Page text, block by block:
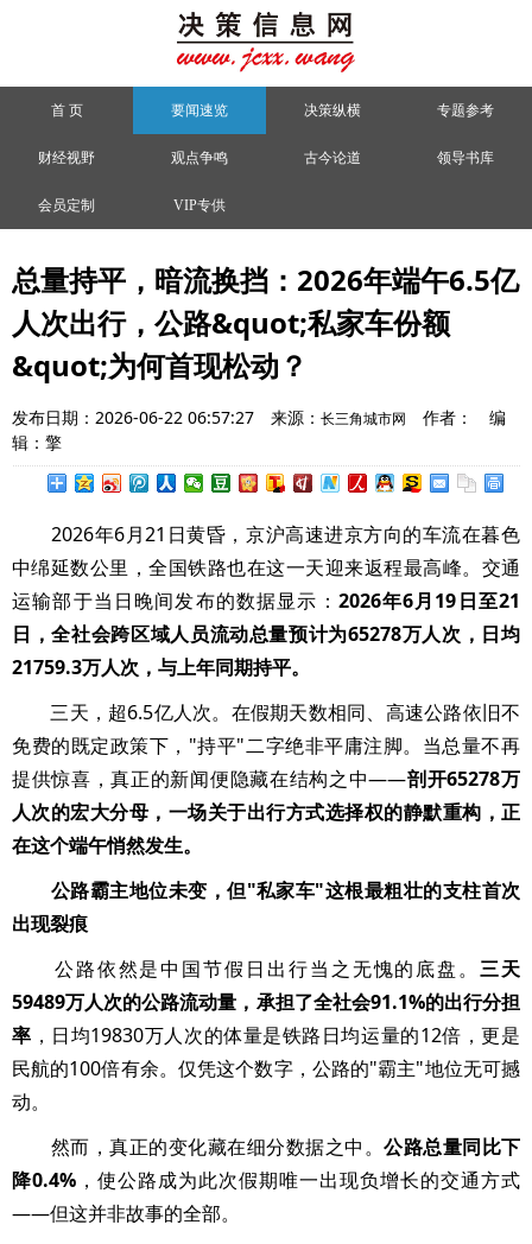
首 页 要闻速览 决策纵横 专题参考
财经视野 观点争鸣 古今论道 领导书库
会员定制 VIP专供
总量持平，暗流换挡：2026年端午6.5亿
人次出行，公路&quot;私家车份额
&quot;为何首现松动？
发布日期：2026-06-22 06:57:27 来源： 长三角城市网 作者：
编
辑：擎
2026年6月21日黄昏，京沪高速进京方向的车流在暮色
中绵延数公里，全国铁路也在这一天迎来返程最高峰。交通
运输部于当日晚间发布的数据显示： 2026年6月19日至21
日，全社会跨区域人员流动总量预计为65278万人次，日均
21759.3万人次，与上年同期持平。
三天，超6.5亿人次。在假期天数相同、高速公路依旧不
免费的既定政策下，"持平"二字绝非平庸注脚。当总量不再
提供惊喜，真正的新闻便隐藏在结构之中——剖开65278万
人次的宏大分母，一场关于出行方式选择权的静默重构，正
在这个端午悄然发生。
公路霸主地位未变，但"私家车"这根最粗壮的支柱首次
出现裂痕
公路依然是中国节假日出行当之无愧的底盘。三天
59489万人次的公路流动量，承担了全社会91.1%的出行分担
率 ，日均19830万人次的体量是铁路日均运量的12倍，更是
民航的100倍有余。仅凭这个数字，公路的"霸主"地位无可撼
动。
然而，真正的变化藏在细分数据之中。公路总量同比下
降0.4% ，使公路成为此次假期唯一出现负增长的交通方式
——但这并非故事的全部。